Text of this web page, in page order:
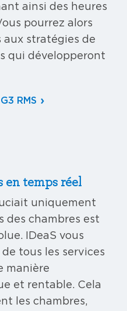
ainsi des heures
pourrez alors
aux stratégies de
qui développeront
RMS
en temps réel
uniquement
des chambres est
IDeaS vous
tous les services
manière
et rentable. Cela
les chambres,